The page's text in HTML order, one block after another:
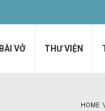
BÀI VỞ THƯ VIỆN
HOME